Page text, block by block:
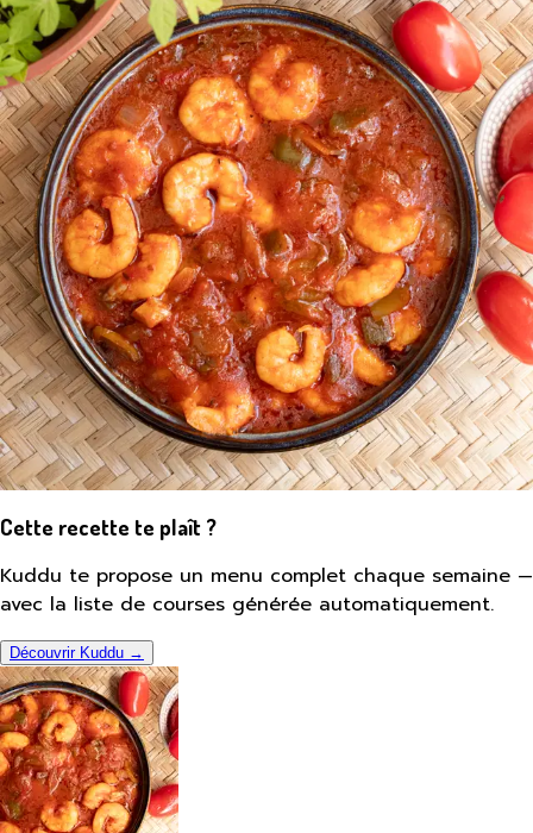
Cette recette te plaît ?
Kuddu te propose un menu complet chaque semaine —
avec la liste de courses générée automatiquement.
Découvrir Kuddu →